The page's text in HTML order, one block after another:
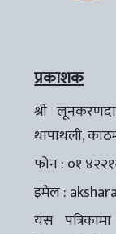
प्रकाशक
श्री
थापाथली,
फोन : ०१
इमेल :
यस